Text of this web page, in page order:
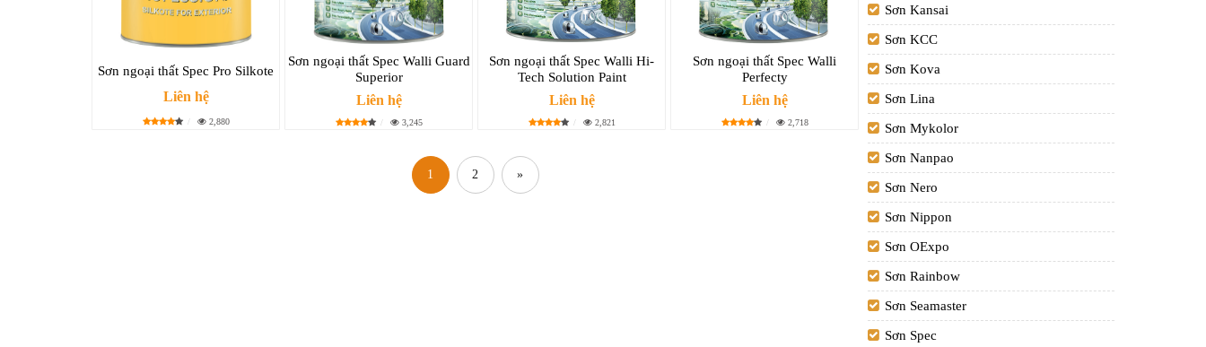
Sơn ngoại thất Spec Pro Silkote
Liên hệ
2,880
Sơn ngoại thất Spec Walli Guard
Superior
Liên hệ
3,245
Sơn ngoại thất Spec Walli Hi-
Tech Solution Paint
Liên hệ
2,821
Sơn ngoại thất Spec Walli
Perfecty
Liên hệ
2,718
1 2 »
Sơn Kansai
Sơn KCC
Sơn Kova
Sơn Lina
Sơn Mykolor
Sơn Nanpao
Sơn Nero
Sơn Nippon
Sơn OExpo
Sơn Rainbow
Sơn Seamaster
Sơn Spec